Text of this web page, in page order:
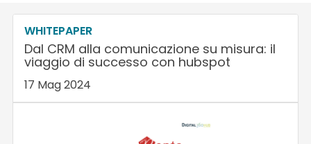
WHITEPAPER
Dal CRM alla comunicazione su misura: il
viaggio di successo con hubspot
17 Mag 2024